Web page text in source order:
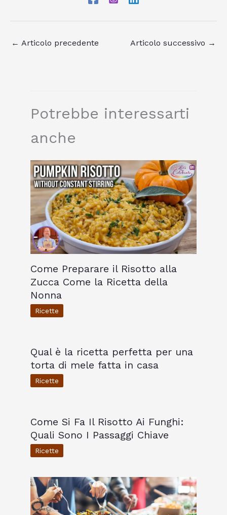
← Articolo precedente Articolo successivo →
Potrebbe interessarti
anche
Come Preparare il Risotto alla
Zucca Come la Ricetta della
Nonna
Ricette
Qual è la ricetta perfetta per una
torta di mele fatta in casa
Ricette
Come Si Fa Il Risotto Ai Funghi:
Quali Sono I Passaggi Chiave
Ricette